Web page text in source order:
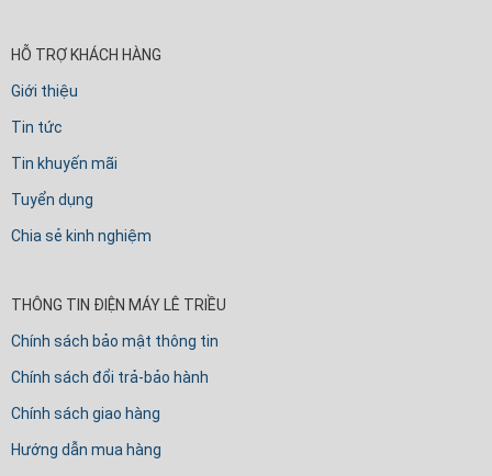
HỖ TRỢ KHÁCH HÀNG
Giới thiệu
Tin tức
Tin khuyến mãi
Tuyển dụng
Chia sẻ kinh nghiệm
THÔNG TIN ĐIỆN MÁY LÊ TRIỀU
Chính sách bảo mật thông tin
Chính sách đổi trả-bảo hành
Chính sách giao hàng
Hướng dẫn mua hàng